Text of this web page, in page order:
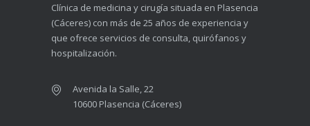
Clínica de medicina y cirugía situada en Plasencia
(Cáceres) con más de 25 años de experiencia y
que ofrece servicios de consulta, quirófanos y
hospitalización.
Avenida la Salle, 22
10600 Plasencia (Cáceres)